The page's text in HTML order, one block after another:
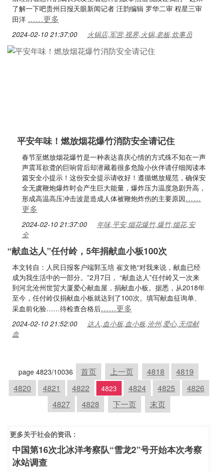
了解一下吧贵州日报天眼新闻记者 汪韵编辑 罗华二审 程星三审
田洋 ……更多
2024-02-10 21:37:00 火锅店,军营,视界,火锅,老板,炊事员
平安年味！燃放烟花爆竹消防安全请记住
春节至燃放烟花爆竹是一种表达喜庆心情的方式殊不知在一声
声震耳欲聋的巨响背后却潜藏着很多危险小伙伴请仔细阅读本
篇安全小提示！这份安全提示请收好！遵循燃放规范，确保安
全无虞鞭炮爆炸时会产生巨大能量，爆炸压力温度急剧升高，
形成高温高压冲击波是造成人体被鞭炮炸伤的主要原因……
更多
2024-02-10 21:37:00
年味,平安,烟花爆竹,爆竹,烟花,安
全
“献血达人”任付岭，5年捐献血小板100次
本文转自：人民日报客户端郭玉培 崔文艳“对我来说，献血已经
成为我生活中的一部分。”2月7日， “献血达人”任付岭又一次来
到河北沧州世贸大厦爱心献血屋，捐献血小板。据悉，从2018年
至今，任付岭仅捐献血小板就达到了100次。填写献血征询单、
采血前化验……待检查合格后……更多
2024-02-10 21:52:00
达人,血小板,血小板,沧州,爱心,无偿献
血
page 4823/10036 首页 上一页 4818
4819
4820
4821 4822 4823 4824 4825
4826
4827
4828 下一页 末页
更多关于社会的资讯：
中国第16次北冰洋考察队“雪龙2”号开始本次考察
冰站调查